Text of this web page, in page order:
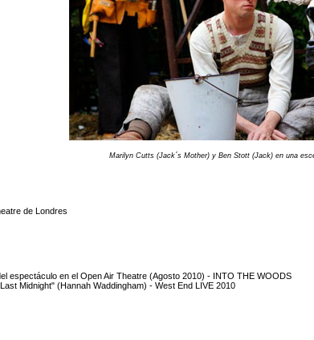
Marilyn Cutts (Jack´s Mother) y Ben Stott (Jack) en una
de Londres
espectáculo en el Open Air Theatre (Agosto 2010) - INTO THE WOODS
Midnight" (Hannah Waddingham) - West End LIVE 2010